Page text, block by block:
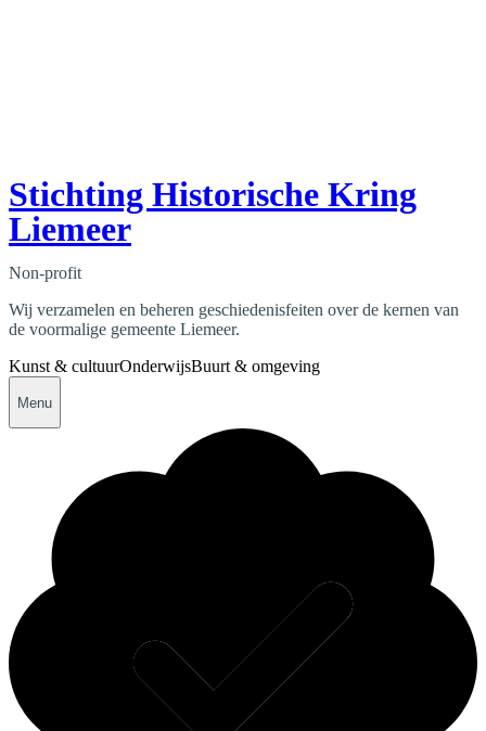
Stichting Historische Kring
Liemeer
Non-profit
Wij verzamelen en beheren geschiedenisfeiten over de kernen van
de voormalige gemeente Liemeer.
Kunst & cultuurOnderwijsBuurt & omgeving
Menu